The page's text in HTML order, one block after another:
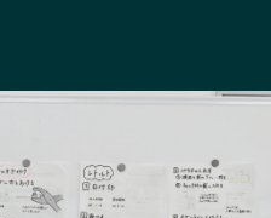
徳島エリア
愛媛エリア